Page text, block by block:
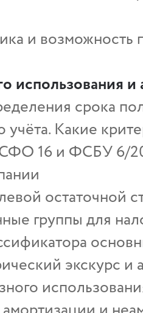
и
использования и
срока
учёта. Какие
16 и ФСБУ 6/
остаточной
группы для
экскурс и